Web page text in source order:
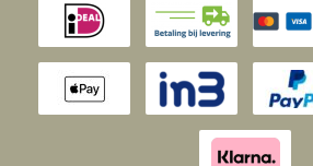
achteraf — wij nemen alles weer mee.
t.w.v. 225,00 elders